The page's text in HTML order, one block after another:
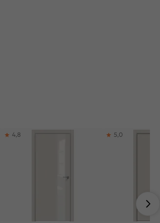
4,8 5,0